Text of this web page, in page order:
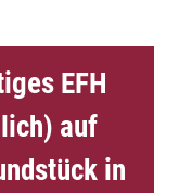
EFH
auf
in